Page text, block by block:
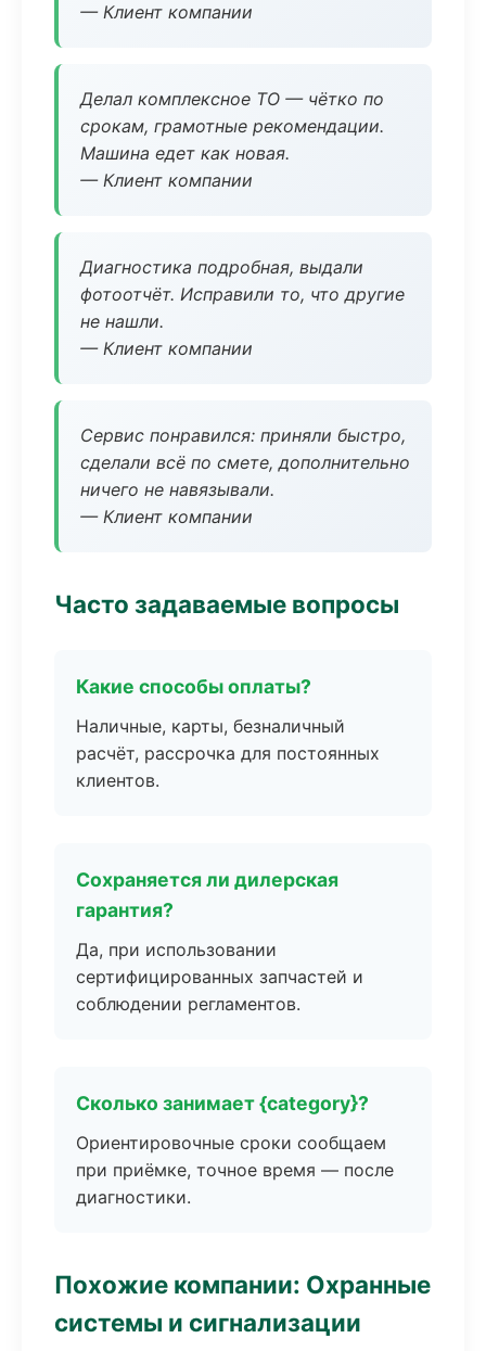
— Клиент компании
Делал комплексное ТО — чётко по
срокам, грамотные рекомендации.
Машина едет как новая.
— Клиент компании
Диагностика подробная, выдали
фотоотчёт. Исправили то, что другие
не нашли.
— Клиент компании
Сервис понравился: приняли быстро,
сделали всё по смете, дополнительно
ничего не навязывали.
— Клиент компании
Часто задаваемые вопросы
Какие способы оплаты?
Наличные, карты, безналичный
расчёт, рассрочка для постоянных
клиентов.
Сохраняется ли дилерская
гарантия?
Да, при использовании
сертифицированных запчастей и
соблюдении регламентов.
Сколько занимает {category}?
Ориентировочные сроки сообщаем
при приёмке, точное время — после
диагностики.
Похожие компании: Охранные
системы и сигнализации